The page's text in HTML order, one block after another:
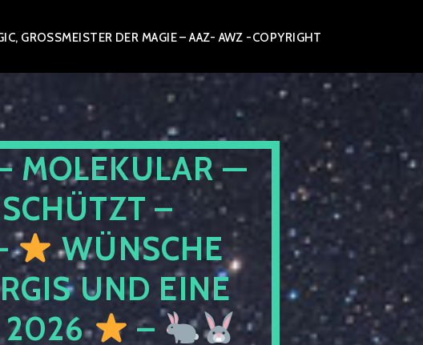
GROSSMEISTER DER MAGIE – AAZ- AWZ -COPYRIGHT
MOLEKULAR —
–
WÜNSCHE
UND EINE
2026
–